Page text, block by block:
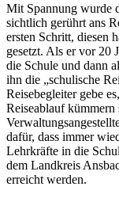
Mit Spannung wurde
sichtlich gerührt ans
ersten Schritt, diesen
gesetzt. Als er vor 20
die Schule und dann
ihn die „schulische
Reisebegleiter gebe
Reiseablauf
dafür, dass immer
Lehrkräfte in die
dem Landkreis
erreicht werden.